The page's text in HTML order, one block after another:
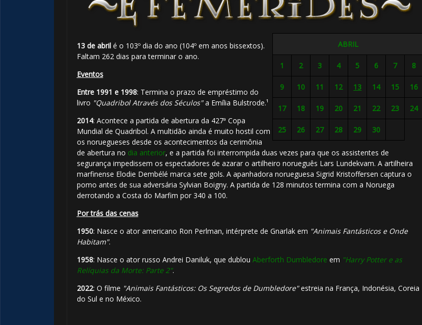
ABRIL
1 2 3 4 5 6 7 8
9 10 11 12 13 14 15 16
17 18 19 20 21 22 23 24
25 26 27 28 29 30
13 de abrilé o 103º dia do ano (104º em anos bissextos).
Faltam 262 dias para terminar o ano.
Eventos
Entre 1991 e 1998: Termina o prazo de empréstimo do
livro "Quadribol Através dos Séculos"a Emília Bulstrode.¹
2014: Acontece a partida de abertura da 427ª Copa
Mundial de Quadribol. A multidão ainda é muito hostil com
os noruegueses desde os acontecimentos da cerimônia
de abertura no dia anterior, e a partida foi interrompida duas vezes para que os assistentes de
segurança impedissem os espectadores de azarar o artilheiro norueguês Lars Lundekvam. A artilheira
marfinense Elodie Dembélé marca sete gols. A apanhadora norueguesa Sigrid Kristoffersen captura o
pomo antes de sua adversária Sylvian Boigny. A partida de 128 minutos termina com a Noruega
derrotando a Costa do Marfim por 340 a 100.
Por trás das cenas
1950: Nasce o ator americano Ron Perlman, intérprete de Gnarlak em "Animais Fantásticos e Onde
Habitam".
1958: Nasce o ator russo Andrei Daniluk, que dublou Aberforth Dumbledore em "Harry Potter e as
Relíquias da Morte: Parte 2".
2022: O filme "Animais Fantásticos: Os Segredos de Dumbledore"estreia na França, Indonésia, Coreia
do Sul e no México.
🎂
🎈
🎂
⚡